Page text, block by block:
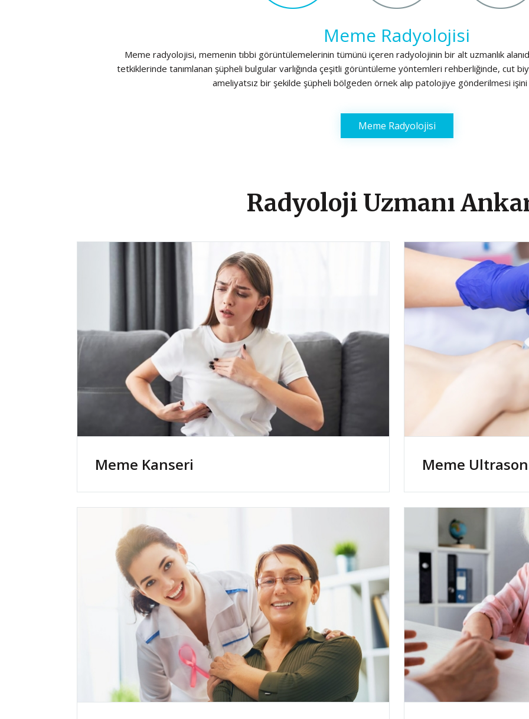
Meme Radyolojisi
Meme radyolojisi, memenin tıbbi görüntülemelerinin tümünü içeren radyolojinin bir alt uzmanlık
tetkiklerinde tanımlanan şüpheli bulgular varlığında çeşitli görüntüleme yöntemleri rehberliğinde, cut
ameliyatsız bir şekilde şüpheli bölgeden örnek alıp patolojiye gönderilmesi işini
Meme Radyolojisi
Radyoloji Uzmanı
Meme Kanseri Meme